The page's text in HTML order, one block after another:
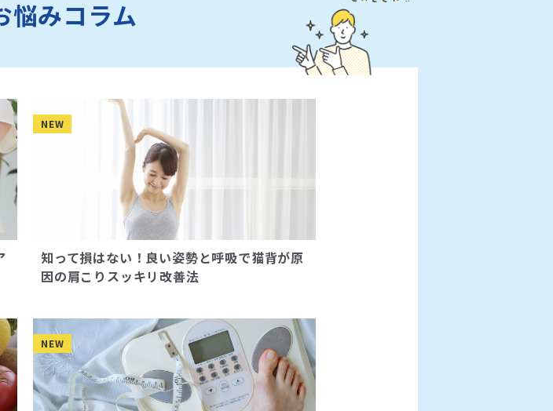
悩みコラム
NEW
知って損はない！良い姿勢と呼吸で猫背が原
因の肩こりスッキリ改善法
NEW